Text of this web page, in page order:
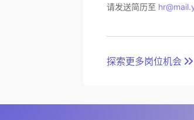
请发送简历至
探索更多岗位机会